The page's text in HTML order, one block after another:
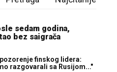
sedam godina,
bez saigrača
finskog lidera:
razgovarali sa Rusijom..."